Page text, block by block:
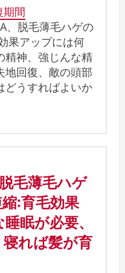
期間
、脱毛薄毛ハゲの
果アップには何
精神、強じんな精
地回復、敵の頭部
どうすればよいか
毛薄毛ハゲ
:育毛効果
眠が必要、
れば髪が育